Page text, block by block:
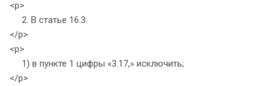
<p>
2. В статье 16.3:
</p>
<p>
1) в пункте 1 цифры «3.17,» исключить;
</p>